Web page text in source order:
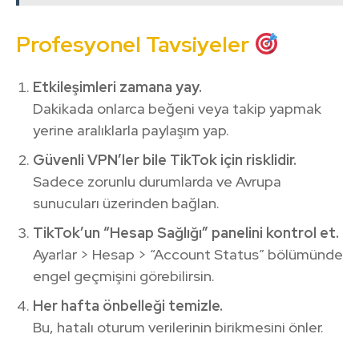
Profesyonel Tavsiyeler
Etkileşimleri zamana yay.
Dakikada onlarca beğeni veya takip yapmak
yerine aralıklarla paylaşım yap.
Güvenli VPN’ler bile TikTok için risklidir.
Sadece zorunlu durumlarda ve Avrupa
sunucuları üzerinden bağlan.
TikTok’un “Hesap Sağlığı” panelini kontrol et.
Ayarlar > Hesap > “Account Status” bölümünde
engel geçmişini görebilirsin.
Her hafta önbelleği temizle.
Bu, hatalı oturum verilerinin birikmesini önler.